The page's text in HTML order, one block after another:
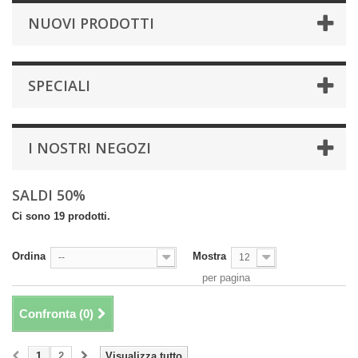
NUOVI PRODOTTI
SPECIALI
I NOSTRI NEGOZI
SALDI 50%
Ci sono 19 prodotti.
Ordina -- Mostra 12
per pagina
Confronta (0)